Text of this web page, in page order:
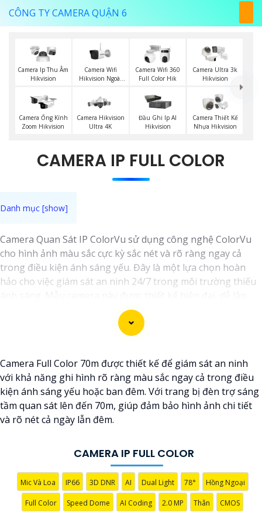
CÔNG TY CAMERA QUẬN 6
Camera Ip Thu Âm
Hikvision
Camera Wifi
Hikvision Ngoài
Camera Wifi 360
Full Color Hik
Camera Ultra 3k
Hikvision
Camera Ống Kính
Zoom Hikvision
Camera Hikvision
Ultra 4K
Đầu Ghi Ip AI
Hikvision
Camera Thiết Kế
Nhựa Hikvision
CAMERA IP FULL COLOR
Camera Quan Sát IP ColorVu sử dụng công nghệ ColorVu
cho hình ảnh màu sắc cực kỳ sắc nét và rõ ràng ngay cả
trong điều kiện ánh sáng yếu. Đây là một lựa chọn hoàn
hảo cho việc giám sát an ninh 24/7 trong môi trường thiếu
đặt và cài đặt, phù hợp với nhiều không gian như văn
phòng, cửa hàng, gia đình, hay nhà kho. Camera Quan Sát
IP ColorVu cung cấp khả năng quan sát từ xa qua hệ thống
mọi lúc mọi nơi thông qua ứng dụng di động.
Camera Full Color 70m được thiết kế để giám sát an ninh
với khả năng ghi hình rõ ràng màu sắc ngay cả trong điều
kiện ánh sáng yếu hoặc ban đêm. Với trang bị đèn trợ sáng
tầm quan sát lên đến 70m, giúp đảm bảo hình ảnh chi tiết
và rõ nét cả ngày lẫn đêm.
CAMERA IP FULL COLOR
Mic Và Loa IP66 3D DNR AI Dual Light 78° Hồng Ngoại
Full Color Speed Dome AI Coding 2.0 MP Thân CMOS